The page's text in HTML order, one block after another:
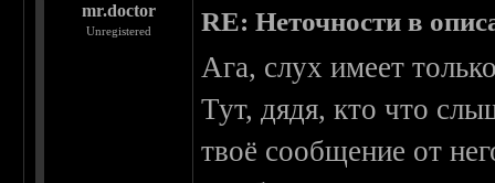
mr.doctor
Unregistered RE: Неточности в
Ага, слух имеет
Тут, дядя, кто что
твоё сообщение от